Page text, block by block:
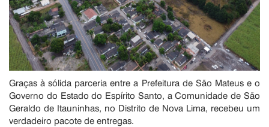
Graças à sólida parceria entre a Prefeitura de São Mateus e o
Governo do Estado do Espírito Santo, a Comunidade de São
Geraldo de Itauninhas, no Distrito de Nova Lima, recebeu um
verdadeiro pacote de entregas.